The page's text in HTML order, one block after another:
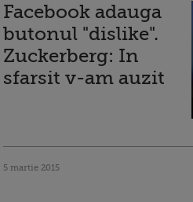
Facebook adauga
butonul "dislike".
Zuckerberg: In
sfarsit v-am auzit
5 martie 2015